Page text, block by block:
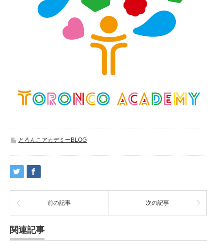
とろんこアカデミーBLOG
前の記事 次の記事
関連記事